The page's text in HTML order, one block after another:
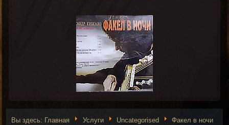
Вы здесь: Главная Услуги Uncategorised Факел в ночи